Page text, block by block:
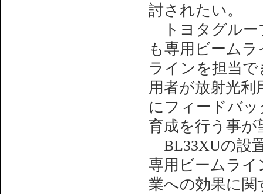
討されたい。
トヨタグルー
も専用ビーム
ラインを担当
用者が放射光
にフィードバ
育成を行う事が
BL33XUの設
専用ビームライ
業への効果に